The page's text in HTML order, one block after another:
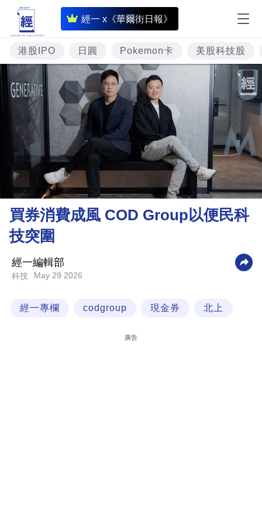
經一 x《華爾街日報》
即
時
財
經
專
題
投
資
理
財
科
港股IPO 日圓 Pokemon卡 美股科技股
買券消費成風 COD Group以便民科
技突圍
經一編輯部
科技 May 29 2026
經一專欄 codgroup 現金券 北上
廣告